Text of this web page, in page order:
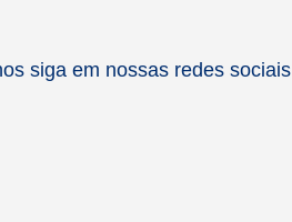
siga em nossas redes sociais